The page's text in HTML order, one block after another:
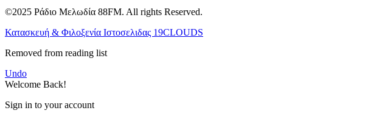
©2025 Ράδιο Μελωδία 88FM. All rights Reserved.
Κατασκευή & Φιλοξενία Ιστοσελιδας 19CLOUDS
Removed from reading list
Undo
Welcome Back!
Sign in to your account